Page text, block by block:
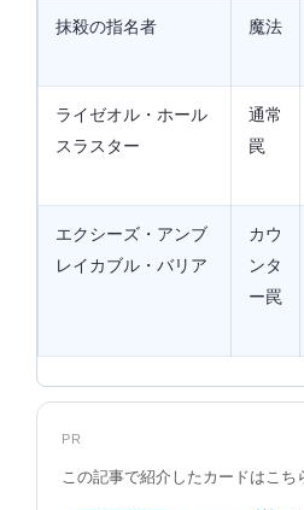
抹殺の指名者 魔法
ライゼオル・ホール
スラスター
通常
罠
エクシーズ・アンブ
レイカブル・バリア
カウ
ンタ
ー罠
PR
この記事で紹介したカードはこち